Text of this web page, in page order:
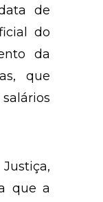
de
do
da
que
que a